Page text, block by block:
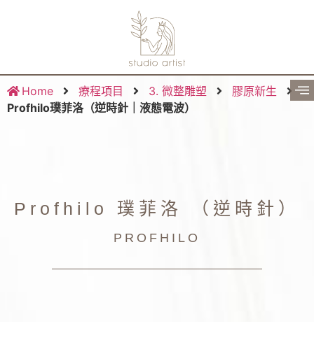
Home 療程項目 3. 微整雕塑
膠原新生
Profhilo璞菲洛（逆時針｜液態電波）
Profhilo 璞菲洛 （逆時針）
PROFHILO